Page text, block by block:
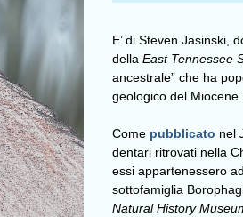
E’ di Steven Jasinski,
dellaEast Tennessee
ancestrale” che ha
geologico del Miocene
Come pubblicato nel
dentari ritrovati nella
essi appartenessero
sottofamiglia
Natural History